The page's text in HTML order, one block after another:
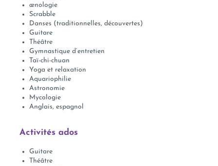
œnologie
Scrabble
Danses (traditionnelles, découvertes)
Guitare
Théâtre
Gymnastique d’entretien
Taï-chi-chuan
Yoga et relaxation
Aquariophilie
Astronomie
Mycologie
Anglais, espagnol
Activités ados
Guitare
Théâtre